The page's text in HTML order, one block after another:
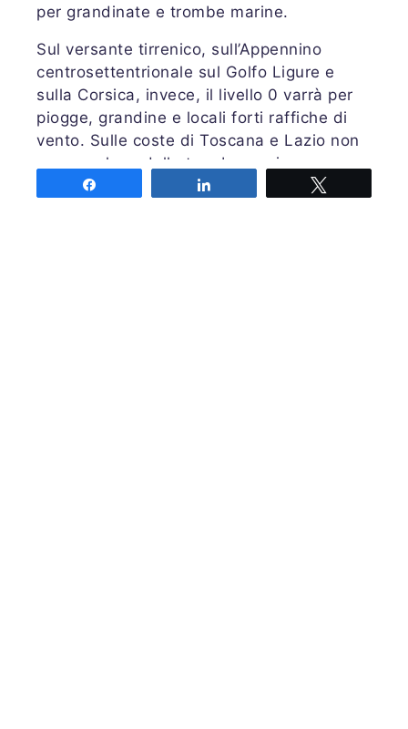
per grandinate e trombe marine.
Sul versante tirrenico, sull’Appennino
centrosettentrionale sul Golfo Ligure e
sulla Corsica, invece, il livello 0 varrà per
piogge, grandine e locali forti raffiche di
vento. Sulle coste di Toscana e Lazio non
sono escluse delle trombe marine.
Previsione valida dalle ore 00 alle ore 24